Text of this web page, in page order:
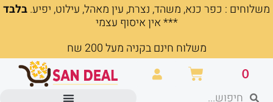
דילוג
משלוחים : כפר כנא, משהד, נצרת, עין מאהל, עילוט, יפיע.בלבד
*** אין איסוף עצמי
משלוח חינם בקניה מעל 200 שח
0 עגלת
קניות חיפושחיפוש